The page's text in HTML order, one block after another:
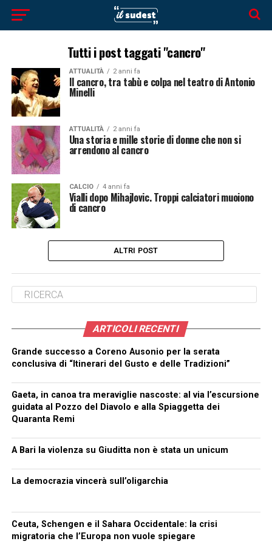
Tutti i post taggati "cancro"
ATTUALITÀ 2 anni fa
Il cancro, tra tabù e colpa nel teatro di Antonio
Minelli
ATTUALITÀ 2 anni fa
Una storia e mille storie di donne che non si
arrendono al cancro
CALCIO 4 anni fa
Vialli dopo Mihajlovic. Troppi calciatori muoiono
di cancro
ALTRI POST
ARTICOLI RECENTI
Grande successo a Coreno Ausonio per la serata
conclusiva di “Itinerari del Gusto e delle Tradizioni”
Gaeta, in canoa tra meraviglie nascoste: al via l’escursione
guidata al Pozzo del Diavolo e alla Spiaggetta dei
Quaranta Remi
A Bari la violenza su Giuditta non è stata un unicum
La democrazia vincerà sull’oligarchia
Ceuta, Schengen e il Sahara Occidentale: la crisi
migratoria che l’Europa non vuole spiegare